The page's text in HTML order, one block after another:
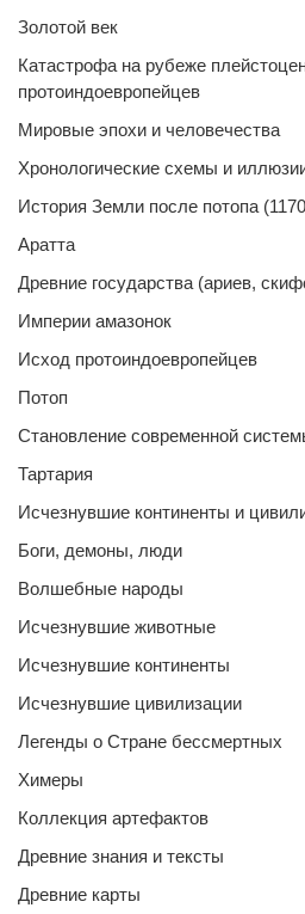
Золотой век
Катастрофа на рубеже
протоиндоевропейцев
Мировые эпохи и человечества
Хронологические схемы и
История Земли после потопа
Аратта
Древние государства (ариев,
Империи амазонок
Исход протоиндоевропейцев
Потоп
Становление современной
Тартария
Исчезнувшие континенты и
Боги, демоны, люди
Волшебные народы
Исчезнувшие животные
Исчезнувшие континенты
Исчезнувшие цивилизации
Легенды о Стране бессмертных
Химеры
Коллекция артефактов
Древние знания и тексты
Древние карты